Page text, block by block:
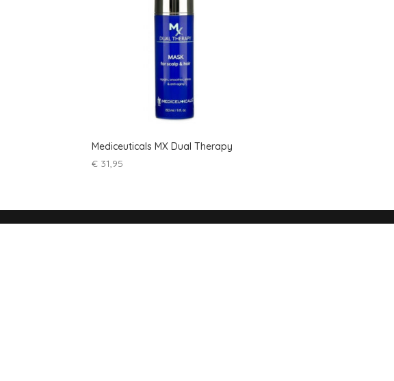
Mediceuticals MX Dual Therapy
€ 31,95